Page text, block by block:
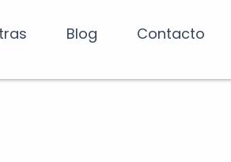
Blog Contacto